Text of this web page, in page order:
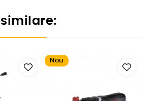
similare:
Nou